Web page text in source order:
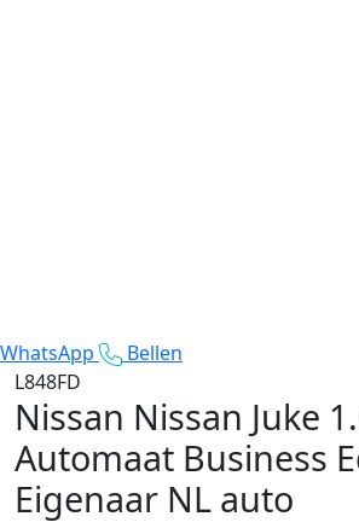
WhatsApp
Bellen
L848FD
Nissan Nissan Juke
Automaat Business
Eigenaar NL auto